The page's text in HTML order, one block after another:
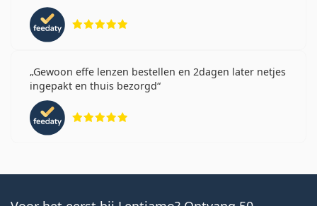
Gewoon effe lenzen bestellen en 2dagen later netjes
ingepakt en thuis bezorgd